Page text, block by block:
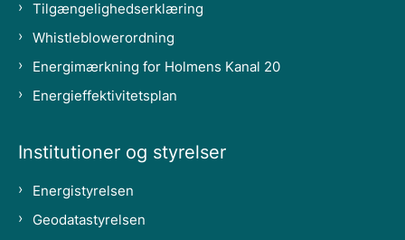
Tilgængelighedserklæring
Whistleblowerordning
Energimærkning for Holmens Kanal 20
Energieffektivitetsplan
Institutioner og styrelser
Energistyrelsen
Geodatastyrelsen